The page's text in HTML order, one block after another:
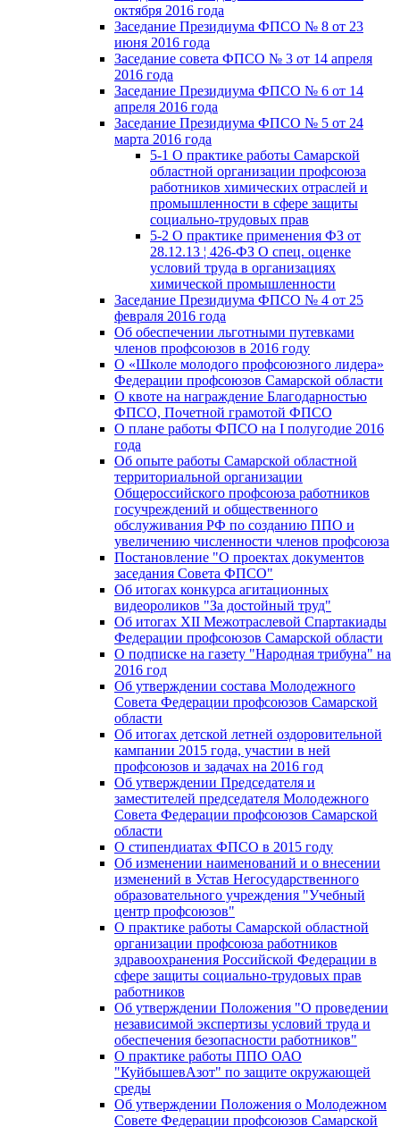
октября 2016 года
Заседание Президиума ФПСО № 8 от 23
июня 2016 года
Заседание совета ФПСО № 3 от 14 апреля
2016 года
Заседание Президиума ФПСО № 6 от 14
апреля 2016 года
Заседание Президиума ФПСО № 5 от 24
марта 2016 года
5-1 О практике работы Самарской
областной организации профсоюза
работников химических отраслей и
промышленности в сфере защиты
социально-трудовых прав
5-2 О практике применения ФЗ от
28.12.13 ¦ 426-ФЗ О спец. оценке
условий труда в организациях
химической промышленности
Заседание Президиума ФПСО № 4 от 25
февраля 2016 года
Об обеспечении льготными путевками
членов профсоюзов в 2016 году
О «Школе молодого профсоюзного лидера»
Федерации профсоюзов Самарской области
О квоте на награждение Благодарностью
ФПСО, Почетной грамотой ФПСО
О плане работы ФПСО на I полугодие 2016
года
Об опыте работы Самарской областной
территориальной организации
Общероссийского профсоюза работников
госучреждений и общественного
обслуживания РФ по созданию ППО и
увеличению численности членов профсоюза
Постановление "О проектах документов
заседания Совета ФПСО"
Об итогах конкурса агитационных
видеороликов "За достойный труд"
Об итогах XII Межотраслевой Спартакиады
Федерации профсоюзов Самарской области
О подписке на газету "Народная трибуна" на
2016 год
Об утверждении состава Молодежного
Совета Федерации профсоюзов Самарской
области
Об итогах детской летней оздоровительной
кампании 2015 года, участии в ней
профсоюзов и задачах на 2016 год
Об утверждении Председателя и
заместителей председателя Молодежного
Совета Федерации профсоюзов Самарской
области
О стипендиатах ФПСО в 2015 году
Об изменении наименований и о внесении
изменений в Устав Негосударственного
образовательного учреждения "Учебный
центр профсоюзов"
О практике работы Самарской областной
организации профсоюза работников
здравоохранения Российской Федерации в
сфере защиты социально-трудовых прав
работников
Об утверждении Положения "О проведении
независимой экспертизы условий труда и
обеспечения безопасности работников"
О практике работы ППО ОАО
"КуйбышевАзот" по защите окружающей
среды
Об утверждении Положения о Молодежном
Совете Федерации профсоюзов Самарской